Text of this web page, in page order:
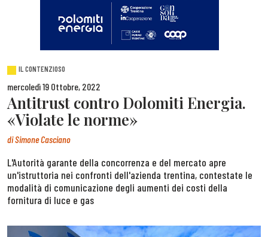
IL CONTENZIOSO
mercoledì 19 Ottobre, 2022
Antitrust contro Dolomiti Energia.
«Violate le norme»
diSimone Casciano
L'Autorità garante della concorrenza e del mercato apre
un'istruttoria nei confronti dell'azienda trentina, contestate le
modalità di comunicazione degli aumenti dei costi della
fornitura di luce e gas